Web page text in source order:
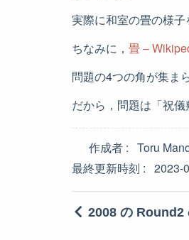
実際に和室の畳の様
ちなみに， 畳 –
問題の4つの角が集ま
だから，問題は「祝
作成者
Toru
最終更新時刻
2023-
2008 の Round2